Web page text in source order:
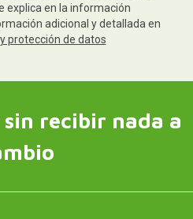
explica en la información
adicional y detallada en
protección de datos
recibir nada a